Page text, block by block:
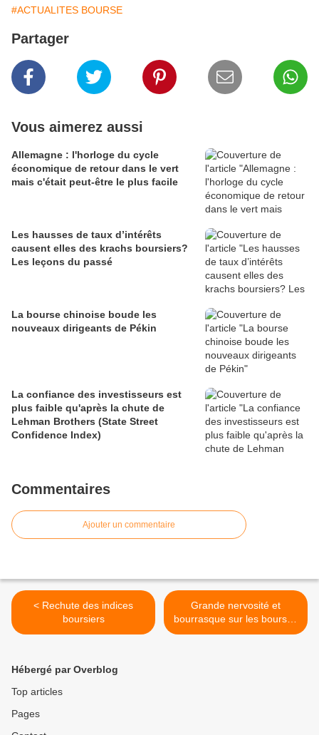
#ACTUALITES BOURSE
Partager
Vous aimerez aussi
Allemagne : l'horloge du cycle
économique de retour dans le vert
mais c'était peut-être le plus facile
Les hausses de taux d’intérêts
causent elles des krachs boursiers?
Les leçons du passé
La bourse chinoise boude les
nouveaux dirigeants de Pékin
La confiance des investisseurs est
plus faible qu'après la chute de
Lehman Brothers (State Street
Confidence Index)
Commentaires
Ajouter un commentaire
< Rechute des indices
boursiers
Grande nervosité et
bourrasque sur les bourses
>
Hébergé par Overblog
Top articles
Pages